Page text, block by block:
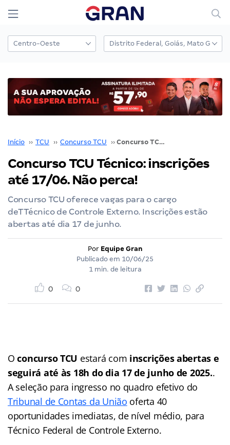
Início ›› TCU ›› Concurso TCU ›› Concurso TCU Técnico: inscrições até 17/06. Não perca!
Concurso TCU Técnico: inscrições
até 17/06. Não perca!
Concurso TCU oferece vagas para o cargo
deTTécnico de Controle Externo. Inscrições estão
abertas até dia 17 de junho.
Por Equipe Gran
Publicado em 10/06/25
1 min. de leitura
0 0
Oconcurso TCU estará com inscrições abertas e
seguirá até às 18h do dia 17 de junho de 2025..
A seleção para ingresso no quadro efetivo do
Tribunal de Contas da União oferta 40
oportunidades imediatas, de nível médio, para
Técnico Federal de Controle Externo.